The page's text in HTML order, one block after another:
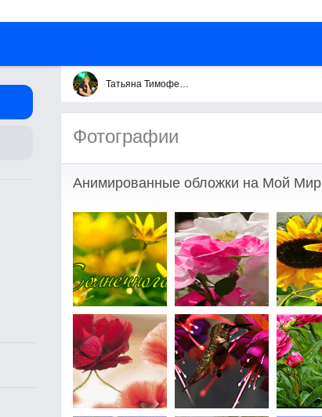
Татьяна Тимофеева
Фотографии
Анимированные обложки на Мой Мир